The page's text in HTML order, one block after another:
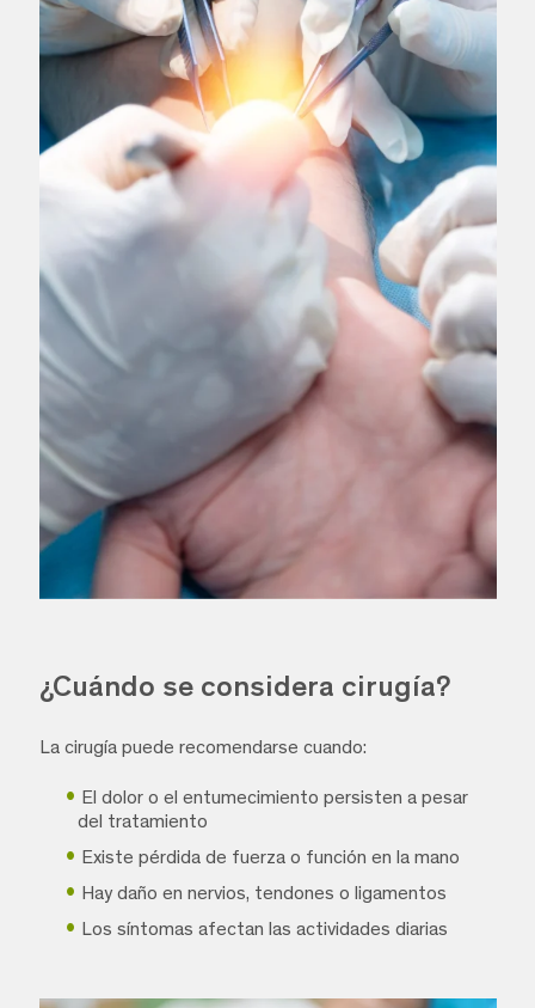
¿Cuándo se considera cirugía?
La cirugía puede recomendarse cuando:
El dolor o el entumecimiento persisten a pesar
del tratamiento
Existe pérdida de fuerza o función en la mano
Hay daño en nervios, tendones o ligamentos
Los síntomas afectan las actividades diarias